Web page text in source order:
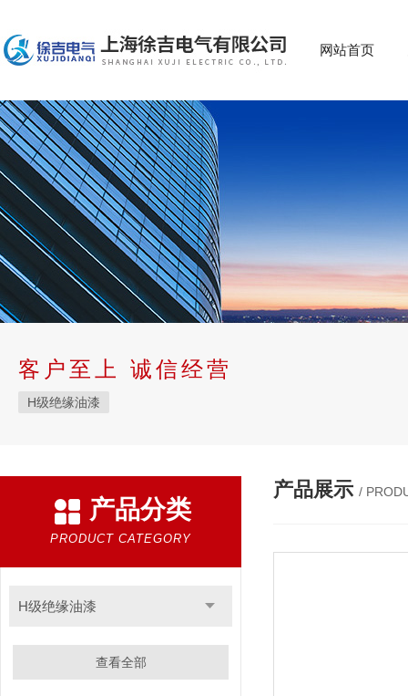
网站首页
客户至上 诚信经营
H级绝缘油漆
产品分类
PRODUCT CATEGORY
H级绝缘油漆
查看全部
产品展示 /